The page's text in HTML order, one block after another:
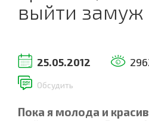
выйти замуж
25.05.2012
Обсудить
Пока я молода и